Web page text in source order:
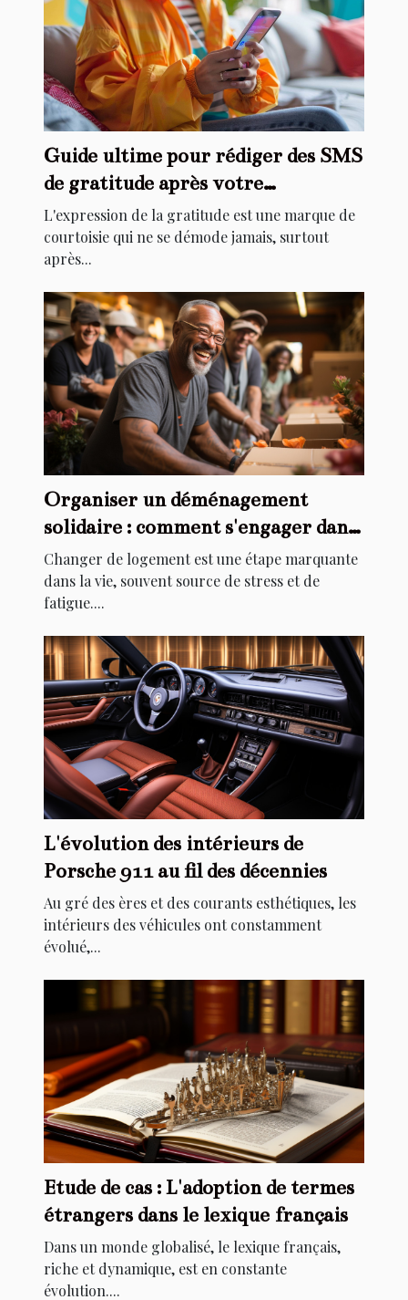
Guide ultime pour rédiger des SMS
de gratitude après votre
anniversaire
L'expression de la gratitude est une marque de
courtoisie qui ne se démode jamais, surtout
après...
Organiser un déménagement
solidaire : comment s'engager dans
l'aide au relogement
Changer de logement est une étape marquante
dans la vie, souvent source de stress et de
fatigue....
L'évolution des intérieurs de
Porsche 911 au fil des décennies
Au gré des ères et des courants esthétiques, les
intérieurs des véhicules ont constamment
évolué,...
Etude de cas : L'adoption de termes
étrangers dans le lexique français
Dans un monde globalisé, le lexique français,
riche et dynamique, est en constante
évolution....